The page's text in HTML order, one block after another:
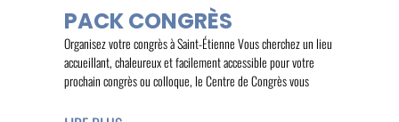
PACK CONGRÈS
Organisez votre congrès à Saint-Étienne Vous cherchez un lieu
accueillant, chaleureux et facilement accessible pour votre
prochain congrès ou colloque, le Centre de Congrès vous